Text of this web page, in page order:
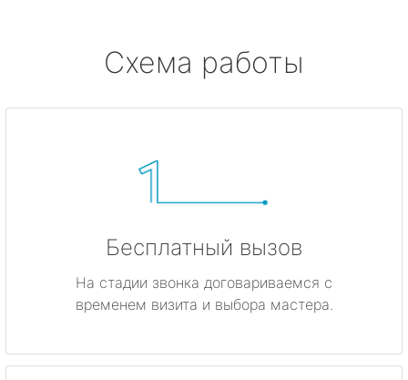
Схема работы
Бесплатный вызов
На стадии звонка договариваемся с
временем визита и выбора мастера.